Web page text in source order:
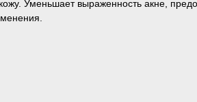
Уменьшает выраженность акне,